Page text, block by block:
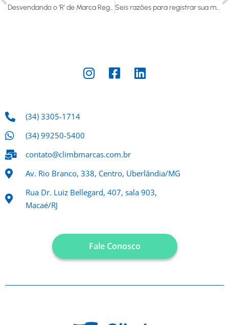
Desvendando o ‘R’ de Marca Registrada ®: O Que É, Como Conseguir e a Importância do Registro Seis razões para registrar sua marca e garantir o sucesso da sua empresa
(34) 3305-1714
(34) 99250-5400
contato@climbmarcas.com.br
Av. Rio Branco, 338, Centro, Uberlândia/MG
Rua Dr. Luiz Bellegard, 407, sala 903,
Macaé/RJ
Fale Conosco